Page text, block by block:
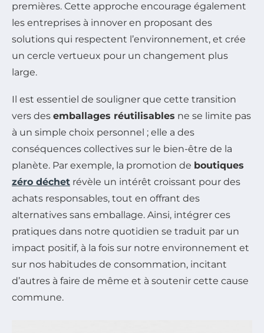
premières. Cette approche encourage également
les entreprises à innover en proposant des
solutions qui respectent l’environnement, et crée
un cercle vertueux pour un changement plus
large.
Il est essentiel de souligner que cette transition
vers des emballages réutilisables ne se limite pas
à un simple choix personnel ; elle a des
conséquences collectives sur le bien-être de la
planète. Par exemple, la promotion de boutiques
zéro déchet révèle un intérêt croissant pour des
achats responsables, tout en offrant des
alternatives sans emballage. Ainsi, intégrer ces
pratiques dans notre quotidien se traduit par un
impact positif, à la fois sur notre environnement et
sur nos habitudes de consommation, incitant
d’autres à faire de même et à soutenir cette cause
commune.